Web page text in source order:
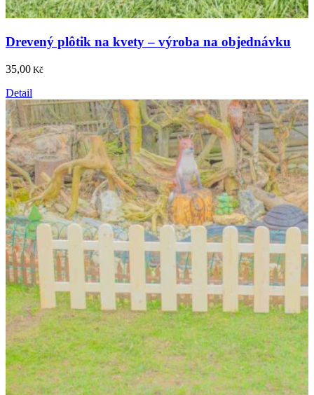
Drevený plôtik na kvety – výroba na objednávku
35,00 Kč
Detail